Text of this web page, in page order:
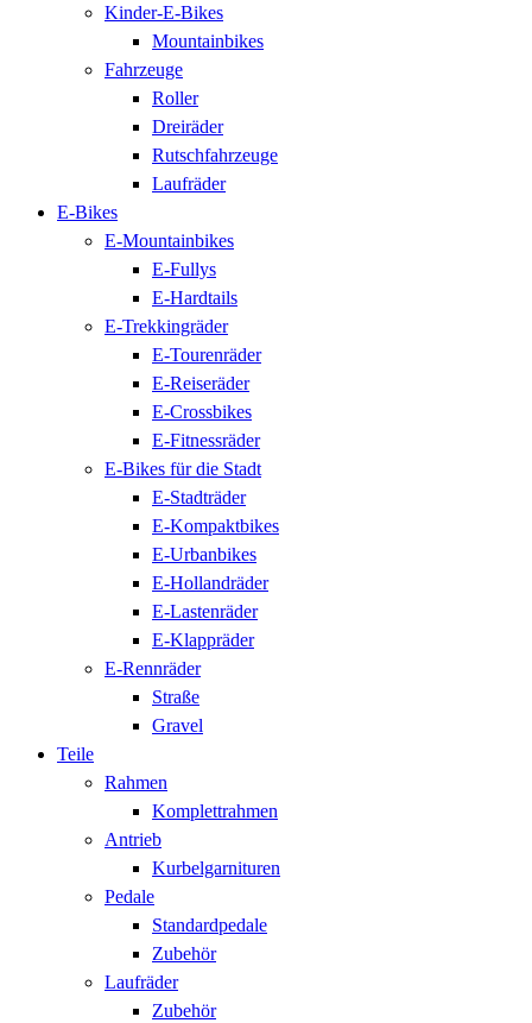
Kinder-E-Bikes
Mountainbikes
Fahrzeuge
Roller
Dreiräder
Rutschfahrzeuge
Laufräder
E-Bikes
E-Mountainbikes
E-Fullys
E-Hardtails
E-Trekkingräder
E-Tourenräder
E-Reiseräder
E-Crossbikes
E-Fitnessräder
E-Bikes für die Stadt
E-Stadträder
E-Kompaktbikes
E-Urbanbikes
E-Hollandräder
E-Lastenräder
E-Klappräder
E-Rennräder
Straße
Gravel
Teile
Rahmen
Komplettrahmen
Antrieb
Kurbelgarnituren
Pedale
Standardpedale
Zubehör
Laufräder
Zubehör